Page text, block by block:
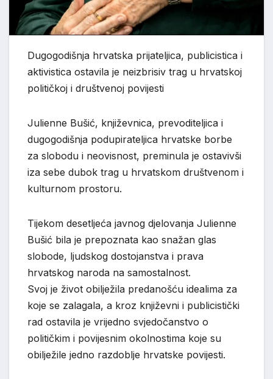
Dugogodišnja hrvatska prijateljica, publicistica i
aktivistica ostavila je neizbrisiv trag u hrvatskoj
političkoj i društvenoj povijesti
Julienne Bušić, književnica, prevoditeljica i
dugogodišnja podupirateljica hrvatske borbe
za slobodu i neovisnost, preminula je ostavivši
iza sebe dubok trag u hrvatskom društvenom i
kulturnom prostoru.
Tijekom desetljeća javnog djelovanja Julienne
Bušić bila je prepoznata kao snažan glas
slobode, ljudskog dostojanstva i prava
hrvatskog naroda na samostalnost.
Svoj je život obilježila predanošću idealima za
koje se zalagala, a kroz književni i publicistički
rad ostavila je vrijedno svjedočanstvo o
političkim i povijesnim okolnostima koje su
obilježile jedno razdoblje hrvatske povijesti.